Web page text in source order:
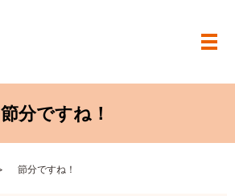
メ
節分ですね！
節分ですね！